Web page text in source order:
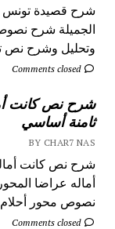
وتحليل وشرح نص
Comments closed
شرح نص كانت
ثامنة أساسي
BY CHAR7 NAS
شرح نص كانت
نصوص محور
Comments closed